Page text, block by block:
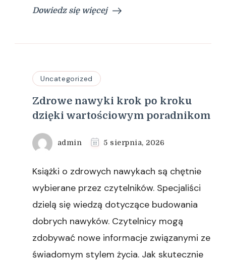
Dowiedz się więcej
Uncategorized
Zdrowe nawyki krok po kroku
dzięki wartościowym poradnikom
admin 5 sierpnia, 2026
Książki o zdrowych nawykach są chętnie
wybierane przez czytelników. Specjaliści
dzielą się wiedzą dotyczące budowania
dobrych nawyków. Czytelnicy mogą
zdobywać nowe informacje związanymi ze
świadomym stylem życia. Jak skutecznie